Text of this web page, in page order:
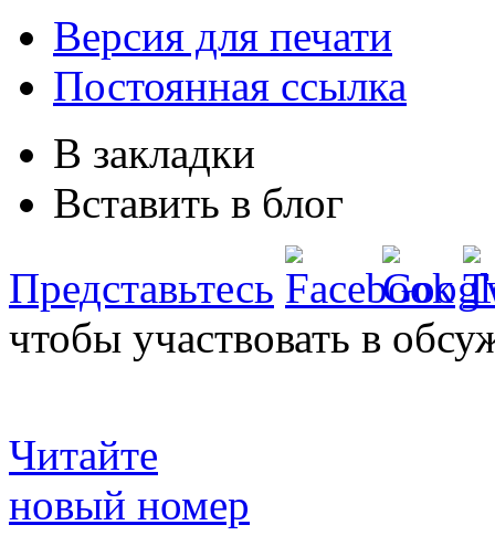
Версия для печати
Постоянная ссылка
В закладки
Вставить в блог
Представьтесь
чтобы участвовать в
Читайте
новый номер